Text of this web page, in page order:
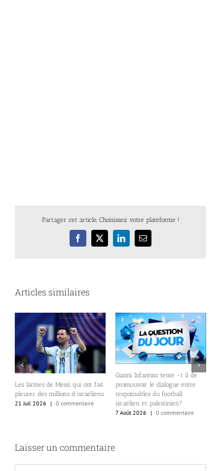
Partager cet article, Choisissez votre plateforme !
Facebook
X LinkedInEmail
Articles similaires
Les larmes de Messi qui ont fait
pleurer des millions d’israéliens.
21 Juil 2026
| 0 commentaire
Gianni Infantino tente -t il de
promouvoir le dialogue entre
responsables du football
israélien et palestinien?
7 Août 2026
| 0 commentaire
Laisser un commentaire